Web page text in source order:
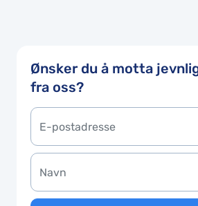
Ønsker du å motta
fra oss?